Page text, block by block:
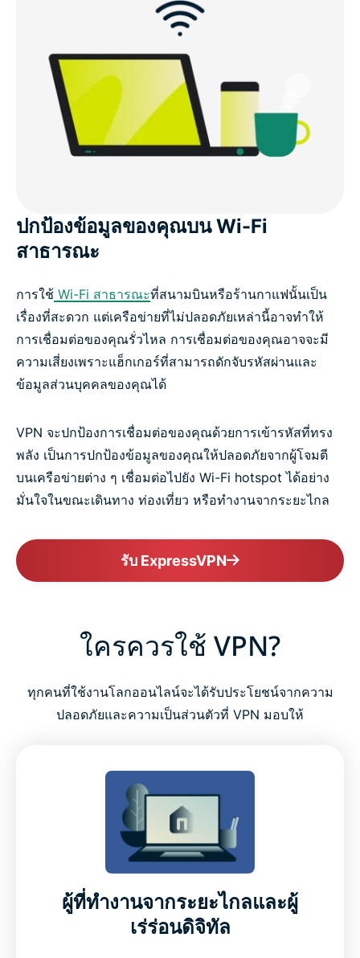
ปกป้องข้อมูลของคุณบน Wi-Fi
สาธารณะ
การใช้ Wi-Fi สาธารณะที่สนามบินหรือร้านกาแฟนั้นเป็น
เรื่องที่สะดวก แต่เครือข่ายที่ไม่ปลอดภัยเหล่านี้อาจทำให้
การเชื่อมต่อของคุณรั่วไหล การเชื่อมต่อของคุณอาจจะมี
ความเสี่ยงเพราะแฮ็กเกอร์ที่สามารถดักจับรหัสผ่านและ
ข้อมูลส่วนบุคคลของคุณได้
VPN จะปกป้องการเชื่อมต่อของคุณด้วยการเข้ารหัสที่ทรง
พลัง เป็นการปกป้องข้อมูลของคุณให้ปลอดภัยจากผู้โจมตี
บนเครือข่ายต่าง ๆ เชื่อมต่อไปยัง Wi-Fi hotspot ได้อย่าง
มั่นใจในขณะเดินทาง ท่องเที่ยว หรือทำงานจากระยะไกล
รับ ExpressVPN
ใครควรใช้ VPN?
ทุกคนที่ใช้งานโลกออนไลน์จะได้รับประโยชน์จากความ
ปลอดภัยและความเป็นส่วนตัวที่ VPN มอบให้
ผู้ที่ทำงานจากระยะไกลและผู้
เร่ร่อนดิจิทัล